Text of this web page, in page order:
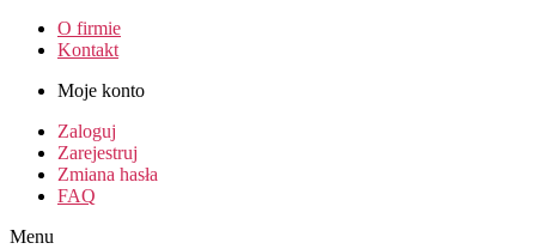
O firmie
Kontakt
Moje konto
Zaloguj
Zarejestruj
Zmiana hasła
FAQ
Menu